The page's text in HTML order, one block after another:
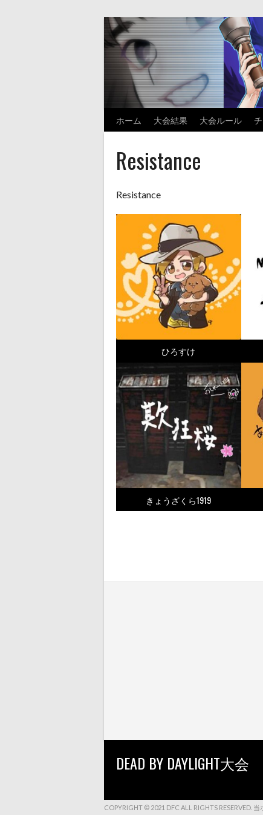
ホーム 大会結果 大会ルール
Resistance
Resistance
ひろすけ
きょうざくら1919
DEAD BY DAYLIGHT大会
COPYRIGHT © 2021 DFC ALL RIGHTS RESERVED.